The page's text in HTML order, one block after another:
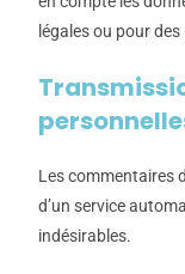
légales ou pour
Les commentaires
d’un service
indésirables.